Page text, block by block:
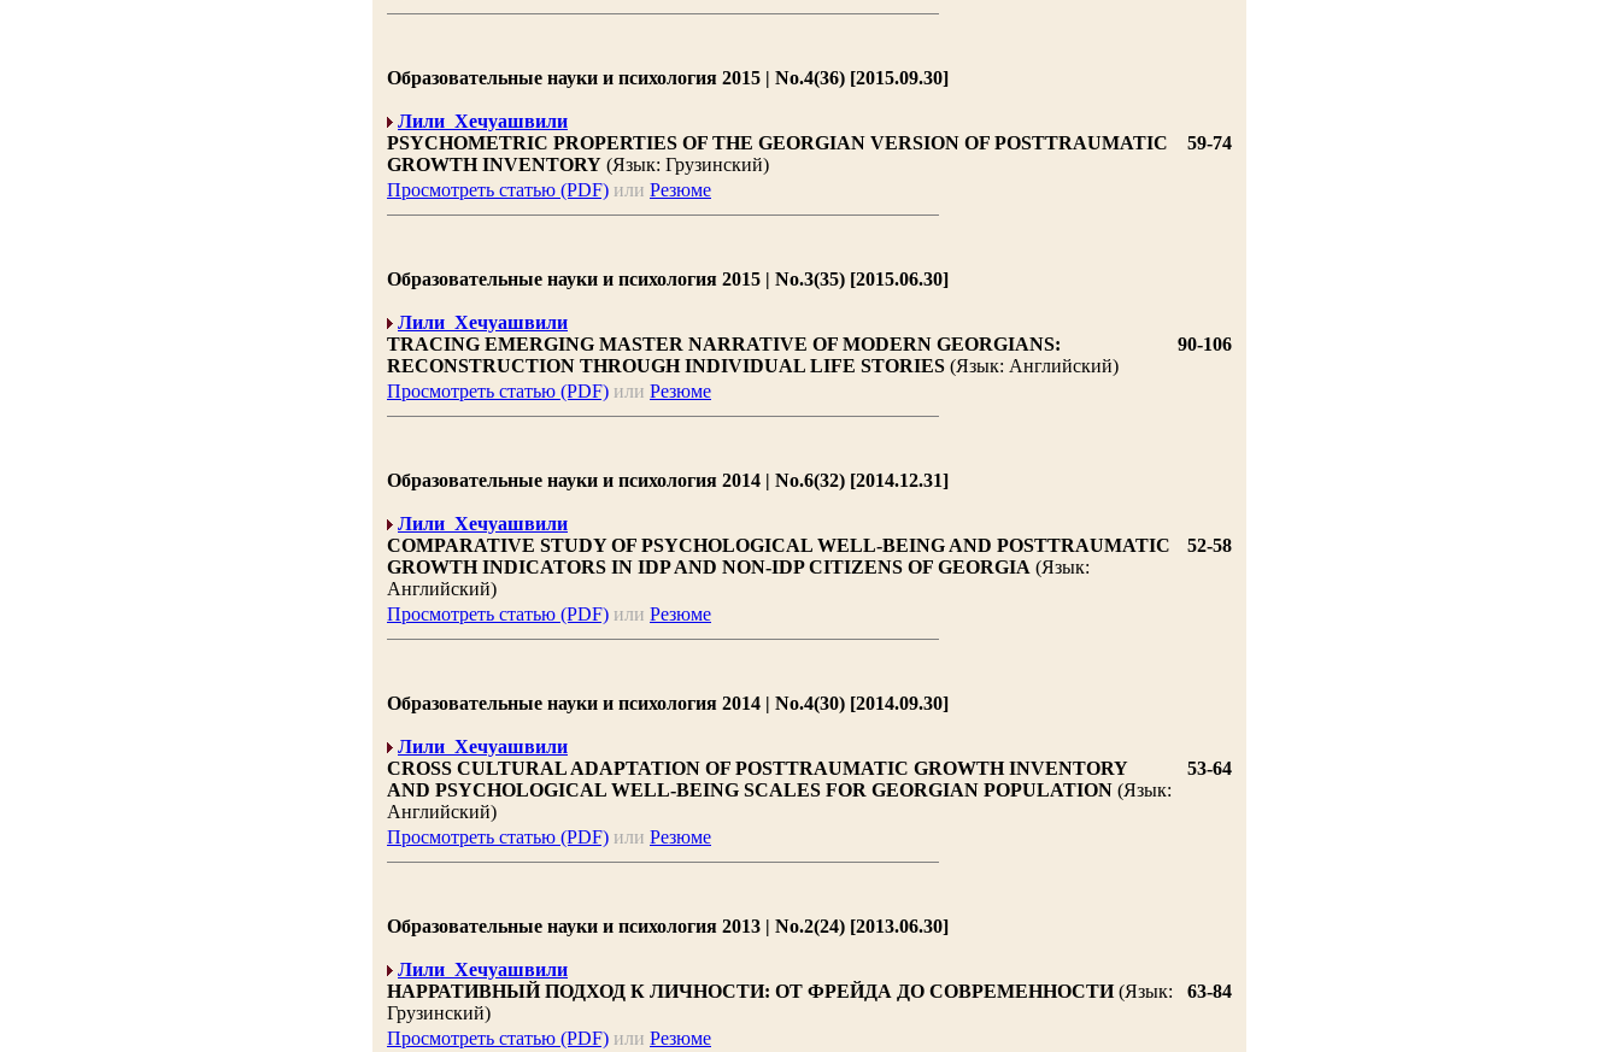
Образовательные науки и психология 2015 | No.4(36) [2015.09.30]
Лили Хечуашвили
PSYCHOMETRIC PROPERTIES OF THE GEORGIAN VERSION OF POSTTRAUMATIC
GROWTH INVENTORY (Язык: Грузинский)
59-74
Просмотреть статью (PDF) или Резюме
Образовательные науки и психология 2015 | No.3(35) [2015.06.30]
Лили Хечуашвили
TRACING EMERGING MASTER NARRATIVE OF MODERN GEORGIANS:
RECONSTRUCTION THROUGH INDIVIDUAL LIFE STORIES (Язык: Английский)
90-106
Просмотреть статью (PDF) или Резюме
Образовательные науки и психология 2014 | No.6(32) [2014.12.31]
Лили Хечуашвили
COMPARATIVE STUDY OF PSYCHOLOGICAL WELL-BEING AND POSTTRAUMATIC
GROWTH INDICATORS IN IDP AND NON-IDP CITIZENS OF GEORGIA (Язык:
Английский)
52-58
Просмотреть статью (PDF) или Резюме
Образовательные науки и психология 2014 | No.4(30) [2014.09.30]
Лили Хечуашвили
CROSS CULTURAL ADAPTATION OF POSTTRAUMATIC GROWTH INVENTORY
AND PSYCHOLOGICAL WELL-BEING SCALES FOR GEORGIAN POPULATION (Язык:
Английский)
53-64
Просмотреть статью (PDF) или Резюме
Образовательные науки и психология 2013 | No.2(24) [2013.06.30]
Лили Хечуашвили
НАРРАТИВНЫЙ ПОДХОД К ЛИЧНОСТИ: ОТ ФРЕЙДА ДО СОВРЕМЕННОСТИ(Язык:
Грузинский)
63-84
Просмотреть статью (PDF) или Резюме